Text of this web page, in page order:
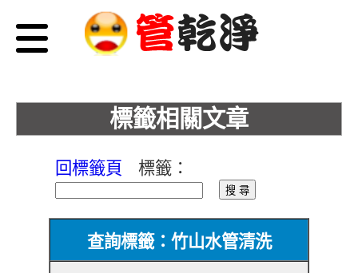
標籤相關文章
回標籤頁 標籤：
查詢標籤：竹山水管清洗